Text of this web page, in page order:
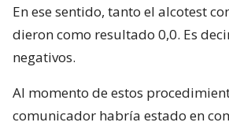
En ese sentido, tanto el alcotest
dieron como resultado 0,0. Es
negativos.
Al momento de estos
comunicador habría estado en